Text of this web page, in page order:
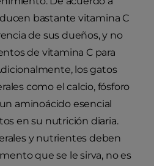
bastante vitamina C
de sus dueños, y no
de vitamina C para
los gatos
como el calcio, fósforo
aminoácido esencial
en su nutrición diaria.
y nutrientes deben
que se le sirva, no es